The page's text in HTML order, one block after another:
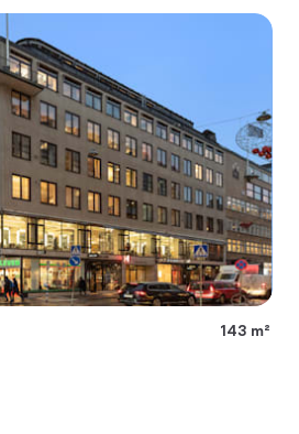
143 m²